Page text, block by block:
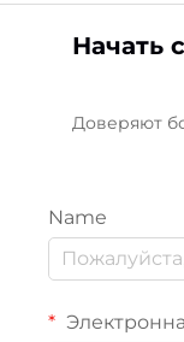
Начать
Доверяют
Name